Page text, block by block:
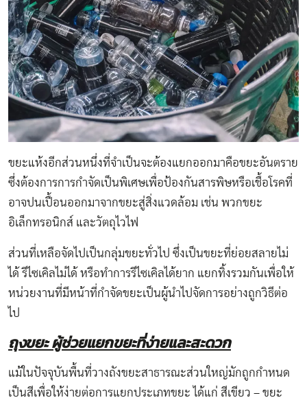
ขยะแห้งอีกส่วนหนึ่งที่จำเป็นจะต้องแยกออกมาคือขยะอันตราย
ซึ่งต้องการการกำจัดเป็นพิเศษเพื่อป้องกันสารพิษหรือเชื้อโรคที่
อาจปนเปื้อนออกมาจากขยะสู่สิ่งแวดล้อม เช่น พวกขยะ
อิเล็กทรอนิกส์​ และวัตถุไวไฟ
ส่วนที่เหลือจัดไปเป็นกลุ่มขยะทั่วไป ซึ่งเป็นขยะที่ย่อยสลายไม่
ได้ รีไซเคิลไม่ได้ หรือทำการรีไซเคิลได้ยาก แยกทิ้งรวมกันเพื่อให้
หน่วยงานที่มีหน้าที่กำจัดขยะเป็นผู้นำไปจัดการอย่างถูกวิธีต่อ
ไป
ถุงขยะ ผู้ช่วยแยกขยะที่ง่ายและสะดวก
แม้ในปัจจุบันพื้นที่วางถังขยะสาธารณะส่วนใหญ่มักถูกกำหนด
เป็นสีเพื่อให้ง่ายต่อการแยกประเภทขยะ ได้แก่ สีเขียว – ขยะ